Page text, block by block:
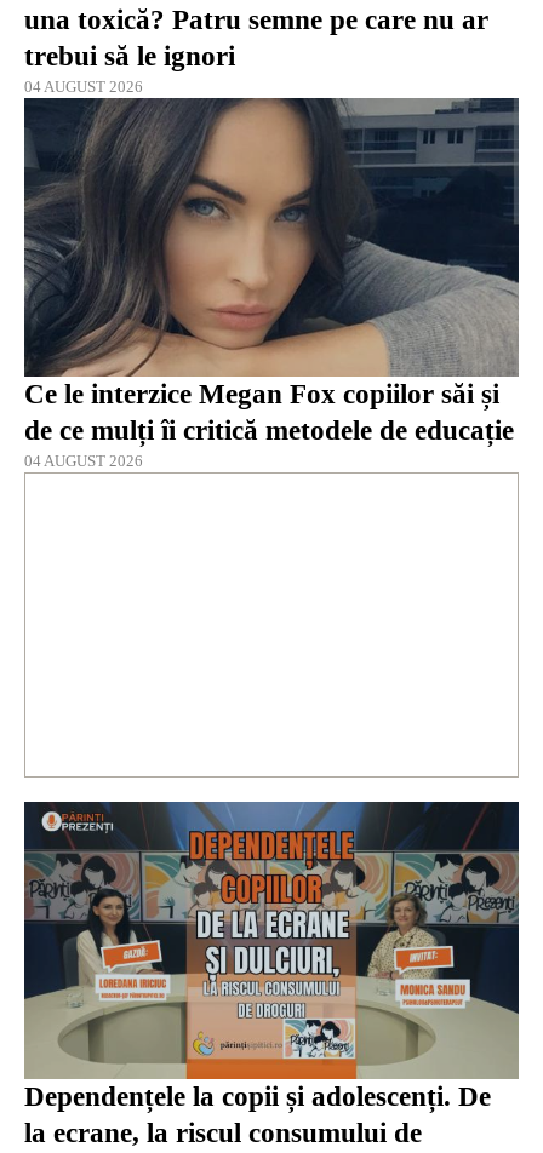
una toxică? Patru semne pe care nu ar
trebui să le ignori
04 AUGUST 2026
Ce le interzice Megan Fox copiilor săi și
de ce mulți îi critică metodele de educație
04 AUGUST 2026
Dependențele la copii și adolescenți. De
la ecrane, la riscul consumului de